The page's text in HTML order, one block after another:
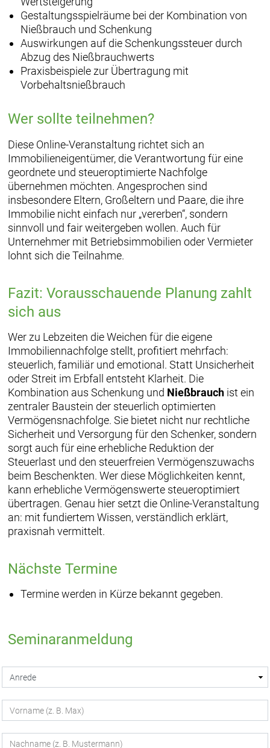
Gestaltungsspielräume bei der Kombination von
Nießbrauch und Schenkung
Auswirkungen auf die Schenkungssteuer durch
Abzug des Nießbrauchwerts
Praxisbeispiele zur Übertragung mit
Vorbehaltsnießbrauch
Wer sollte teilnehmen?
Diese Online-Veranstaltung richtet sich an
Immobilieneigentümer, die Verantwortung für eine
geordnete und steueroptimierte Nachfolge
übernehmen möchten. Angesprochen sind
insbesondere Eltern, Großeltern und Paare, die ihre
Immobilie nicht einfach nur „vererben“, sondern
sinnvoll und fair weitergeben wollen. Auch für
Unternehmer mit Betriebsimmobilien oder Vermieter
lohnt sich die Teilnahme.
Fazit: Vorausschauende Planung zahlt
sich aus
Wer zu Lebzeiten die Weichen für die eigene
Immobiliennachfolge stellt, profitiert mehrfach:
steuerlich, familiär und emotional. Statt Unsicherheit
oder Streit im Erbfall entsteht Klarheit. Die
Kombination aus Schenkung und Nießbrauchist ein
zentraler Baustein der steuerlich optimierten
Vermögensnachfolge. Sie bietet nicht nur rechtliche
Sicherheit und Versorgung für den Schenker, sondern
sorgt auch für eine erhebliche Reduktion der
Steuerlast und den steuerfreien Vermögenszuwachs
beim Beschenkten. Wer diese Möglichkeiten kennt,
kann erhebliche Vermögenswerte steueroptimiert
übertragen. Genau hier setzt die Online-Veranstaltung
an: mit fundiertem Wissen, verständlich erklärt,
praxisnah vermittelt.
Nächste Termine
Termine werden in Kürze bekannt gegeben.
Seminaranmeldung